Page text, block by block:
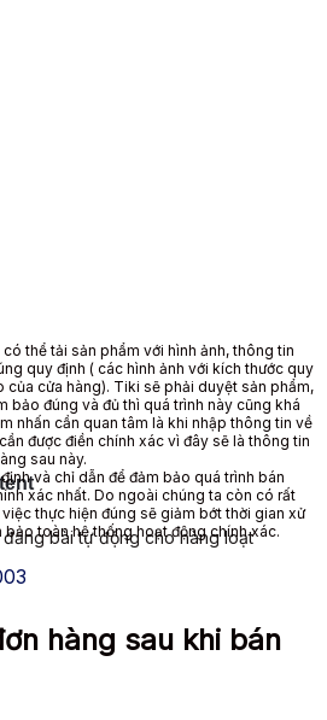
bài tự động cho hàng loạt
thể tải sản phẩm với hình ảnh, thông tin
quy định ( các hình ảnh với kích thước quy
cửa hàng). Tiki sẽ phải duyệt sản phẩm,
bảo đúng và đủ thì quá trình này cũng khá
nhấn cần quan tâm là khi nhập thông tin về
được điền chính xác vì đây sẽ là thông tin
sau này.
và chỉ dẫn để đảm bảo quá trình bán
xác nhất. Do ngoài chúng ta còn có rất
thực hiện đúng sẽ giảm bớt thời gian xử
toàn hệ thống hoạt động chính xác.
hàng sau khi bán